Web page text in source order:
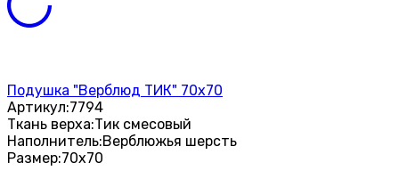
Подушка "Верблюд ТИК" 70х70
Артикул:7794
Ткань верха:Тик смесовый
Наполнитель:Верблюжья шерсть
Размер:70х70